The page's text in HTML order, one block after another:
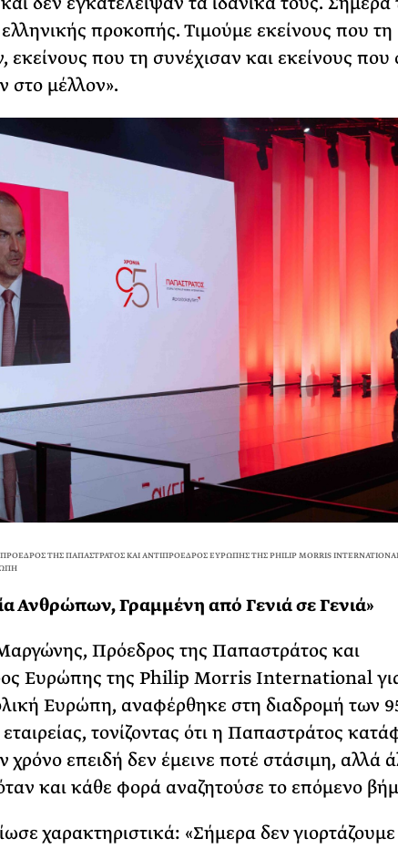
ελληνικής προκοπής. Τιμούμε εκείνους που τη
εκείνους που τη συνέχισαν και εκείνους
στο μέλλον».
ΤΗΣ ΠΑΠΑΣΤΡΆΤΟΣ ΚΑΙ ΑΝΤΙΠΡΌΕΔΡΟΣ ΕΥΡΏΠΗΣ ΤΗΣ PHILIP MORRIS
Ανθρώπων, Γραμμένη από Γενιά σε Γενιά»
Πρόεδρος της Παπαστράτος και
Ευρώπης της Philip Morris International
Ευρώπη, αναφέρθηκε στη διαδρομή των
τονίζοντας ότι η Παπαστράτος
χρόνο επειδή δεν έμεινε ποτέ στάσιμη, αλλά
και κάθε φορά αναζητούσε το επόμενο
χαρακτηριστικά: «Σήμερα δεν